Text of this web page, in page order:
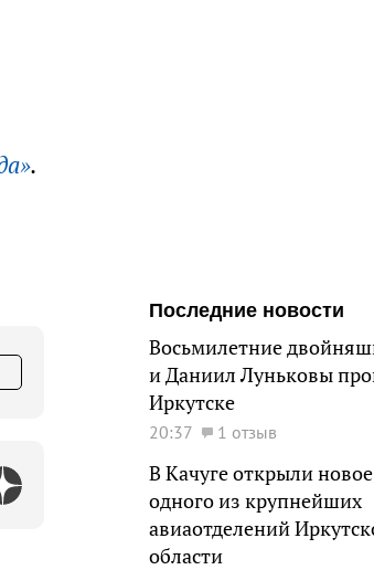
.
Последние новости
Восьмилетние
и Даниил Луньковы
Иркутске
20:37 1 отзыв
В Качуге открыли
одного из крупнейших
авиаотделений
области